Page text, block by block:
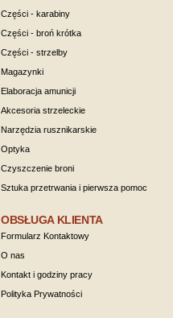
Części - karabiny
Części - broń krótka
Części - strzelby
Magazynki
Elaboracja amunicji
Akcesoria strzeleckie
Narzędzia rusznikarskie
Optyka
Czyszczenie broni
Sztuka przetrwania i pierwsza pomoc
OBSŁUGA KLIENTA
Formularz Kontaktowy
O nas
Kontakt i godziny pracy
Polityka Prywatności